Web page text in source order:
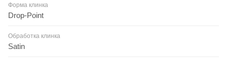
Форма клинка
Drop-Point
Обработка клинка
Satin